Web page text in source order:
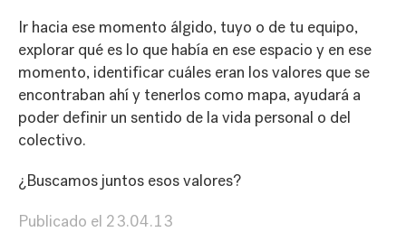
Ir hacia ese momento álgido, tuyo o de tu equipo,
explorar qué es lo que había en ese espacio y en ese
momento, identificar cuáles eran los valores que se
encontraban ahí y tenerlos como mapa, ayudará a
poder definir un sentido de la vida personal o del
colectivo.
¿Buscamos juntos esos valores?
Publicado el 23.04.13